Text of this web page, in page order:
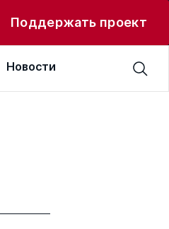
Поддержать проект
Новости